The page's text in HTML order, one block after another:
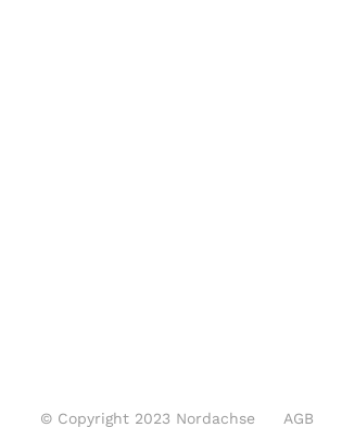
© Copyright 2023 Nordachse AGB